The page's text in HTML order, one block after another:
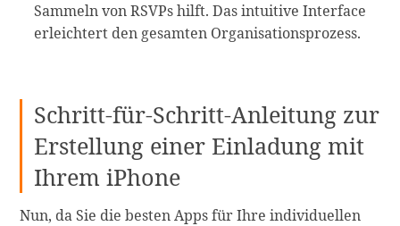
Sammeln von RSVPs hilft. Das intuitive Interface
erleichtert den gesamten Organisationsprozess.
Schritt-für-Schritt-Anleitung zur
Erstellung einer Einladung mit
Ihrem iPhone
Nun, da Sie die besten Apps für Ihre individuellen